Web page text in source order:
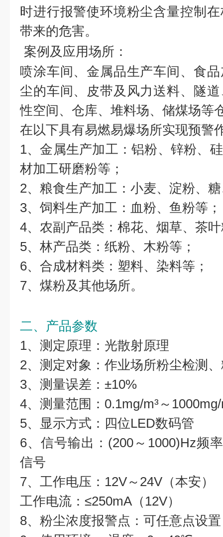
时进行报警使环境粉尘含量控制
带来的危害。
案例及应用场所：
喷涂车间、金属品生产车间、食
尘的车间、皮带及风力送料、隧
性空间、仓库、堆料场、储煤场等
在以下具有易燃易爆场所实现预警
1、金属生产加工：铝粉、锌粉、
材加工研磨粉等；
2、粮食生产加工：小麦、淀粉、
3、饲料生产加工：血粉、鱼粉等；
4、农副产品类：棉花、烟草、茶
5、林产品类：纸粉、木粉等；
6、合成材料类：塑料、染料等；
7、煤粉及其他场所。
二、产品参数
1、测定原理：光散射原理
2、测定对象：作业场所粉尘检测
3、测量误差：±10%
4、测量范围：0.1mg/m³～1000mg/
5、显示方式：四位LED数码管
6、信号输出：(200～1000)Hz频
信号
7、工作电压：12V～24V（本安）
工作电流：≤250mA（12V）
8、粉尘浓度报警点：可任意点设